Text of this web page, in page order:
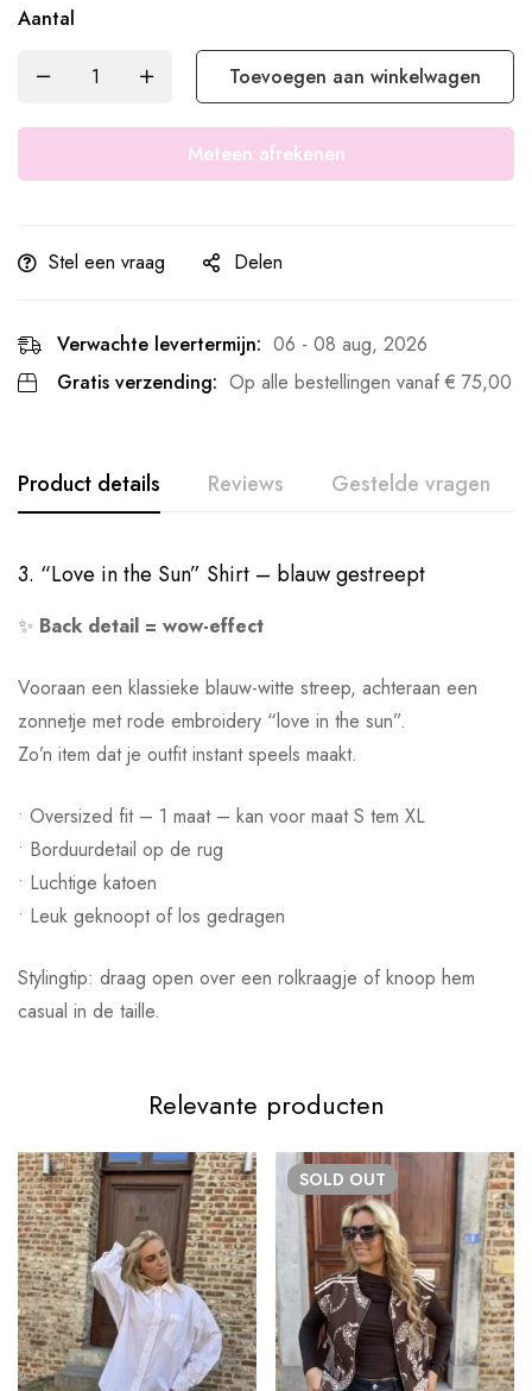
Aantal
Toevoegen aan winkelwagen
Meteen afrekenen
Stel een vraag Delen
Verwachte levertermijn: 06 - 08 aug, 2026
Gratis verzending: Op alle bestellingen vanaf € 75,00
Product details Reviews Gestelde vragen
3. “Love in the Sun” Shirt – blauw gestreept
✨ Back detail = wow-effect
Vooraan een klassieke blauw-witte streep, achteraan een
zonnetje met rode embroidery “love in the sun”.
Zo’n item dat je outfit instant speels maakt.
• Oversized fit – 1 maat – kan voor maat S tem XL
• Borduurdetail op de rug
• Luchtige katoen
• Leuk geknoopt of los gedragen
Stylingtip: draag open over een rolkraagje of knoop hem
casual in de taille.
Relevante producten
SOLD OUT